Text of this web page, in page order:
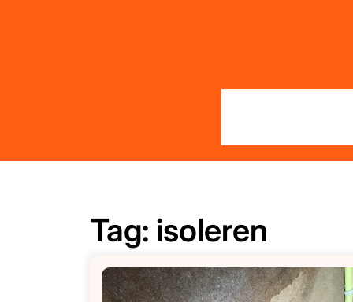
Tag: isoleren